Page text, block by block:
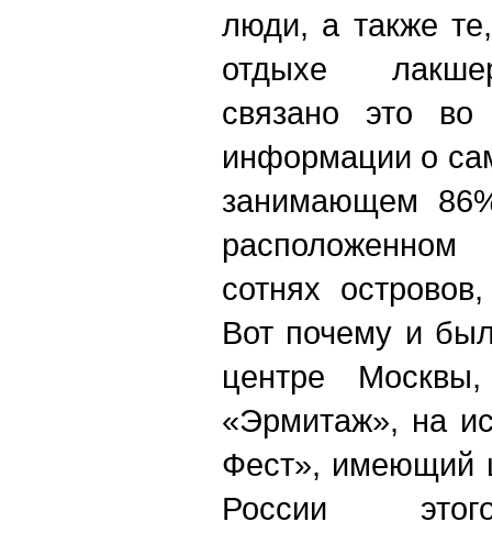
люди, а также
отдыхе
связано это
информации о
занимающем
сотнях
Вот почему и
центре
«Эрмитаж», на
Фест», имеющий
России